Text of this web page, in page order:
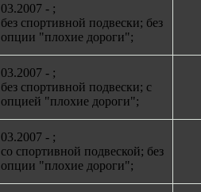
03.2007 - ;
без спортивной подвески; без
опции "плохие дороги";
03.2007 - ;
без спортивной подвески; с
опцией "плохие дороги";
03.2007 - ;
со спортивной подвеской; без
опции "плохие дороги";